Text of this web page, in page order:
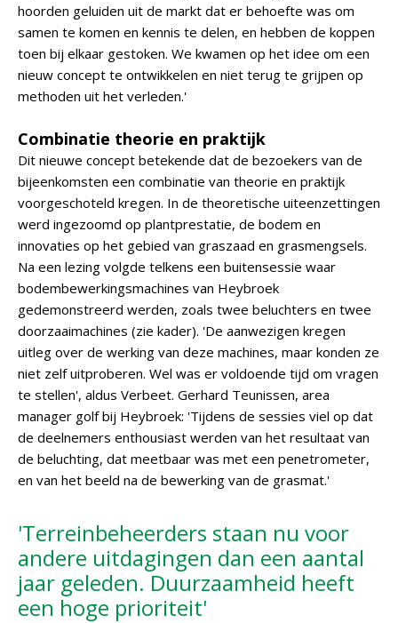
hoorden geluiden uit de markt dat er behoefte was om
samen te komen en kennis te delen, en hebben de koppen
toen bij elkaar gestoken. We kwamen op het idee om een
nieuw concept te ontwikkelen en niet terug te grijpen op
methoden uit het verleden.'
Combinatie theorie en praktijk
Dit nieuwe concept betekende dat de bezoekers van de
bijeenkomsten een combinatie van theorie en praktijk
voorgeschoteld kregen. In de theoretische uiteenzettingen
werd ingezoomd op plantprestatie, de bodem en
innovaties op het gebied van graszaad en grasmengsels.
Na een lezing volgde telkens een buitensessie waar
bodembewerkingsmachines van Heybroek
gedemonstreerd werden, zoals twee beluchters en twee
doorzaaimachines (zie kader). 'De aanwezigen kregen
uitleg over de werking van deze machines, maar konden ze
niet zelf uitproberen. Wel was er voldoende tijd om vragen
te stellen', aldus Verbeet. Gerhard Teunissen, area
manager golf bij Heybroek: 'Tijdens de sessies viel op dat
de deelnemers enthousiast werden van het resultaat van
de beluchting, dat meetbaar was met een penetrometer,
en van het beeld na de bewerking van de grasmat.'
'Terreinbeheerders staan nu voor
andere uitdagingen dan een aantal
jaar geleden. Duurzaamheid heeft
een hoge prioriteit'